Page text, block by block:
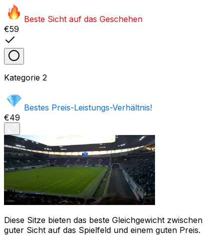
Beste Sicht auf das Geschehen
€59
Kategorie 2
Bestes Preis-Leistungs-Verhältnis!
€49
Diese Sitze bieten das beste Gleichgewicht zwischen
guter Sicht auf das Spielfeld und einem guten Preis.